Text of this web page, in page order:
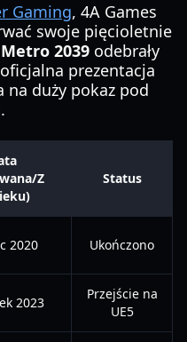
Gaming, 4A Games
swoje pięcioletnie
2039 odebrały
prezentacja
na duży pokaz pod
Z
Status
2020 Ukończono
2023
Przejście na
UE5